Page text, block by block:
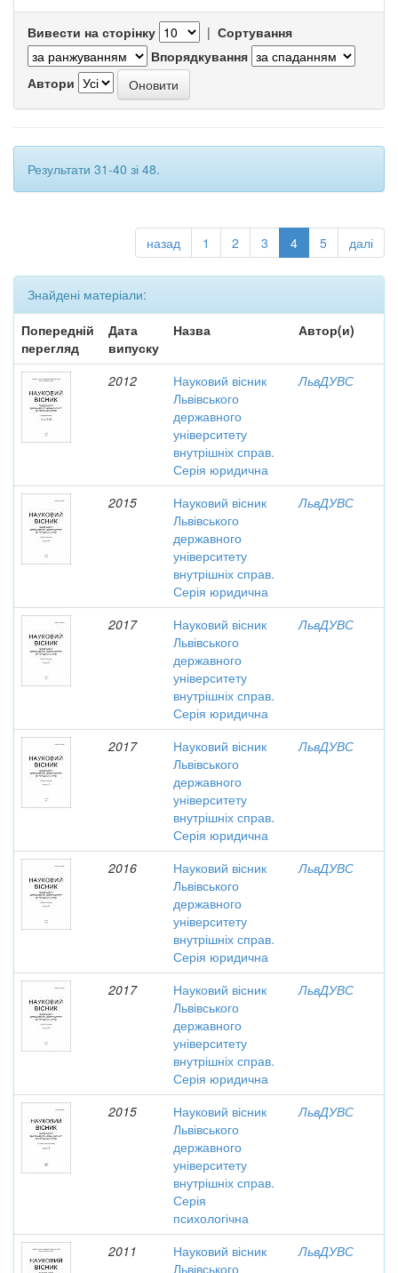
Вивести на сторінку | Сортування
Впорядкування
Автори
Результати 31-40 зі 48.
назад 1 2 3 4 5 далі
Знайдені матеріали:
Попередній
перегляд
Дата
випуску
Назва Автор(и)
2012
Науковий вісник
Львівського
державного
університету
внутрішніх справ.
Серія юридична
ЛьвДУВС
2015
Науковий вісник
Львівського
державного
університету
внутрішніх справ.
Серія юридична
ЛьвДУВС
2017
Науковий вісник
Львівського
державного
університету
внутрішніх справ.
Серія юридична
ЛьвДУВС
2017
Науковий вісник
Львівського
державного
університету
внутрішніх справ.
Серія юридична
ЛьвДУВС
2016
Науковий вісник
Львівського
державного
університету
внутрішніх справ.
Серія юридична
ЛьвДУВС
2017
Науковий вісник
Львівського
державного
університету
внутрішніх справ.
Серія юридична
ЛьвДУВС
2015
Науковий вісник
Львівського
державного
університету
внутрішніх справ.
Серія
психологічна
ЛьвДУВС
2011
Науковий вісник
Львівського
ЛьвДУВС